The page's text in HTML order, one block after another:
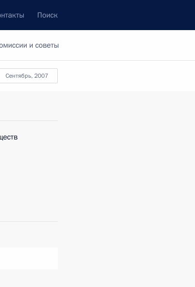
Поиск
и советы
Сентябрь, 2007